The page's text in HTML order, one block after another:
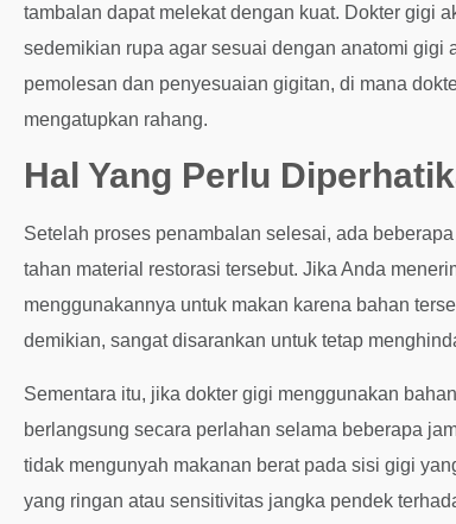
tambalan dapat melekat dengan kuat. Dokter gigi
sedemikian rupa agar sesuai dengan anatomi gigi
pemolesan dan penyesuaian gigitan, di mana
mengatupkan rahang.
Hal Yang Perlu
Setelah proses penambalan selesai, ada
tahan material restorasi tersebut. Jika Anda
menggunakannya untuk makan karena bahan
demikian, sangat disarankan untuk tetap
Sementara itu, jika dokter gigi menggunakan
berlangsung secara perlahan selama beberapa
tidak mengunyah makanan berat pada sisi gigi
yang ringan atau sensitivitas jangka pendek